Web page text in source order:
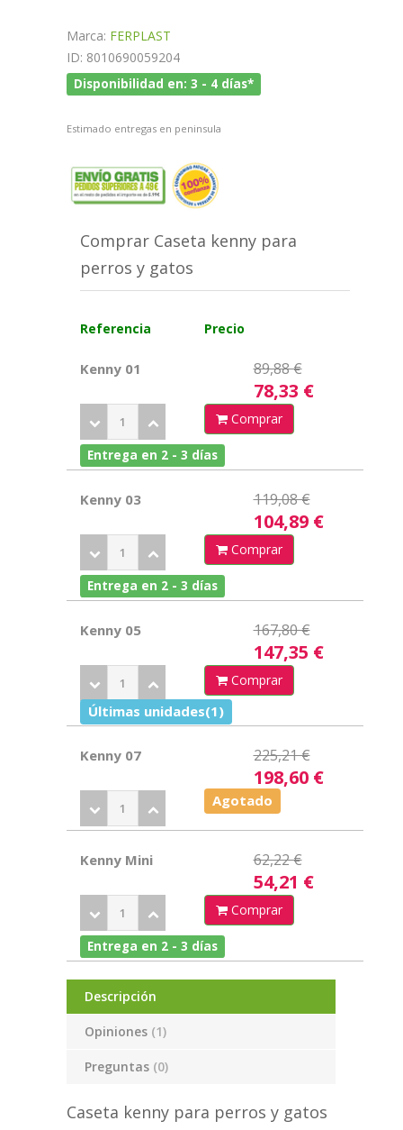
Marca: FERPLAST
ID: 8010690059204
Disponibilidad en: 3 - 4 días*
Estimado entregas en peninsula
Comprar Caseta kenny para
perros y gatos
Referencia Precio
Kenny 01 89,88 €
78,33 €
Comprar
Entrega en 2 - 3 días
Kenny 03 119,08 €
104,89 €
Comprar
Entrega en 2 - 3 días
Kenny 05 167,80 €
147,35 €
Comprar
Últimas unidades(1)
Kenny 07 225,21 €
198,60 €
Agotado
Kenny Mini 62,22 €
54,21 €
Comprar
Entrega en 2 - 3 días
Descripción
Opiniones (1)
Preguntas (0)
Caseta kenny para perros y gatos